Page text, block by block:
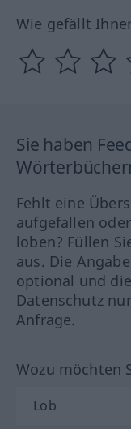
Wie gefällt
Sie haben
Fehlt eine
aufgefallen
loben? Füllen
aus. Die
optional und
Datenschutz
Anfrage.
Wozu möchten